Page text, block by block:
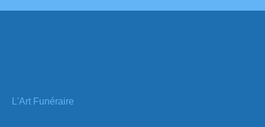
L'Art Funéraire